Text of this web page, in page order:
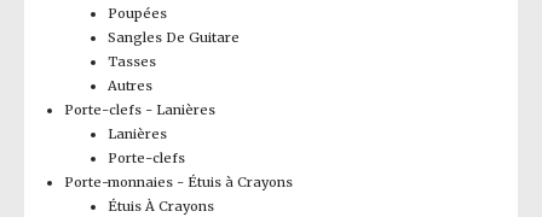
Poupées
Sangles De Guitare
Tasses
Autres
Porte-clefs - Lanières
Lanières
Porte-clefs
Porte-monnaies - Étuis à Crayons
Étuis À Crayons